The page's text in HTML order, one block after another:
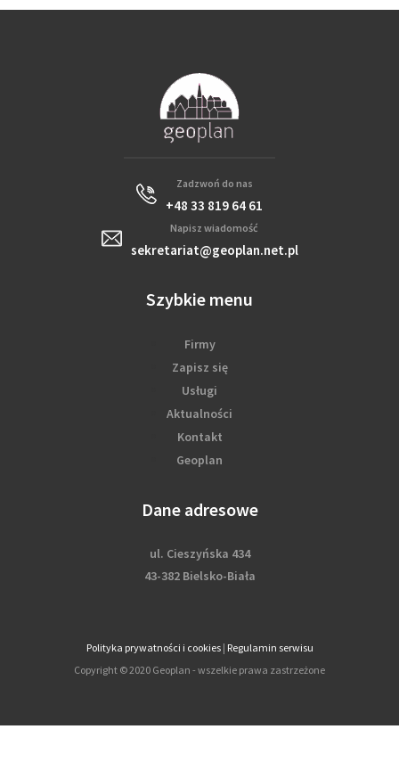
Zadzwoń do nas
+48 33 819 64 61
Napisz wiadomość
sekretariat@geoplan.net.pl
Szybkie menu
Firmy
Zapisz się
Usługi
Aktualności
Kontakt
Geoplan
Dane adresowe
ul. Cieszyńska 434
43-382 Bielsko-Biała
Polityka prywatności i cookies| Regulamin serwisu
Copyright © 2020 Geoplan - wszelkie prawa zastrzeżone